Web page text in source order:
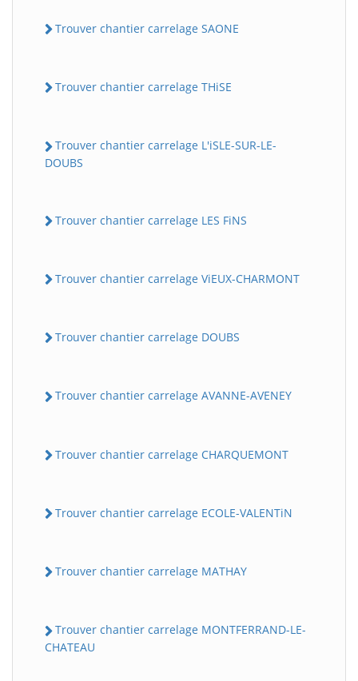
Trouver chantier carrelage SAONE
Trouver chantier carrelage THiSE
Trouver chantier carrelage L'iSLE-SUR-LE-
DOUBS
Trouver chantier carrelage LES FiNS
Trouver chantier carrelage ViEUX-CHARMONT
Trouver chantier carrelage DOUBS
Trouver chantier carrelage AVANNE-AVENEY
Trouver chantier carrelage CHARQUEMONT
Trouver chantier carrelage ECOLE-VALENTiN
Trouver chantier carrelage MATHAY
Trouver chantier carrelage MONTFERRAND-LE-
CHATEAU